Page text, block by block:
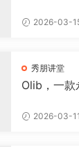
2026-03-
秀朋讲堂
Olib，一款
2026-03-11